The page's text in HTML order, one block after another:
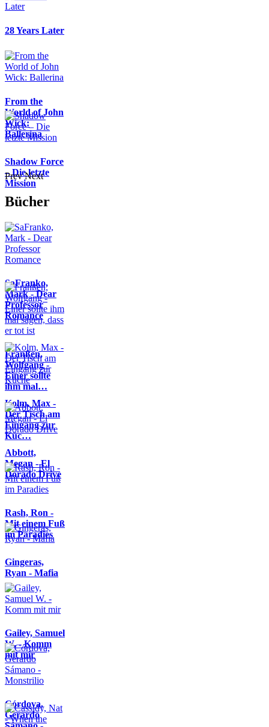
28 Years Later
From the
World of John
Wick:
Ballerina
Shadow Force
– Die letzte
Mission
Prev Next
Bücher
SaFranko,
Mark - Dear
Professor
Romance
Franßen,
Wolfgang -
Einer sollte
ihm mal…
Kolm, Max -
Der Tisch am
Eingang zur
Küc…
Abbott,
Megan - El
Dorado Drive
Rash, Ron -
Mit einem Fuß
im Paradies
Gingeras,
Ryan - Mafia
Gailey, Samuel
W. - Komm
mit mir
Córdova,
Gerardo